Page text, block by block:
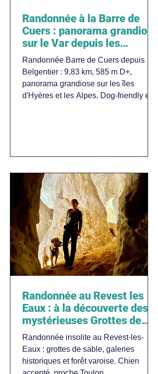
Randonnée à la Barre de
Cuers : panorama grandiose
sur le Var depuis les
hauteurs de Belgentier
Randonnée Barre de Cuers depuis
Belgentier : 9,83 km, 585 m D+,
panorama grandiose sur les îles
d'Hyères et les Alpes. Dog-friendly en
Randonnée au Revest les
Eaux : à la découverte des
mystérieuses Grottes de
Sable
Randonnée insolite au Revest-les-
Eaux : grottes de sable, galeries
historiques et forêt varoise. Chien